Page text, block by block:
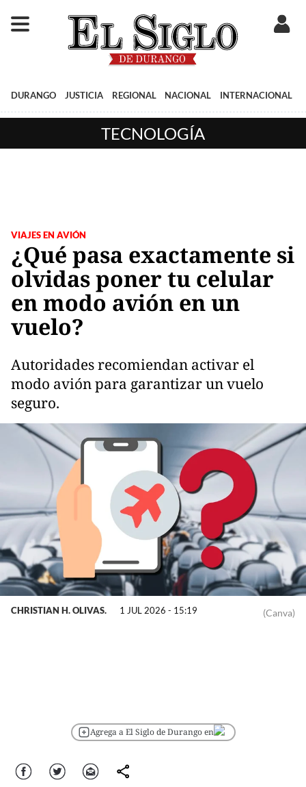
DURANGO JUSTICIA REGIONAL NACIONAL INTERNACIONAL
TECNOLOGÍA
VIAJES EN AVIÓN
¿Qué pasa exactamente si
olvidas poner tu celular
en modo avión en un
vuelo?
Autoridades recomiendan activar el
modo avión para garantizar un vuelo
seguro.
(Canva)
CHRISTIAN H. OLIVAS. 1 JUL 2026 - 15:19
Agrega a El Siglo de Durango en
Facebook Twitter Correo comparte